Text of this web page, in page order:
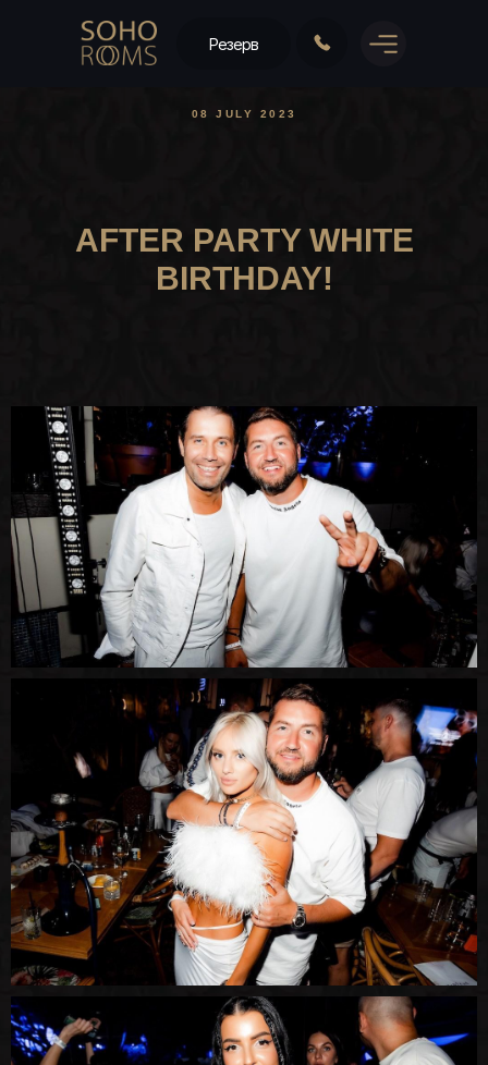
Резерв
08 JULY 2023
AFTER PARTY WHITE
BIRTHDAY!